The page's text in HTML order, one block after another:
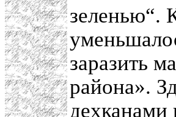
зеленью“.
заразить
района».
дехканами